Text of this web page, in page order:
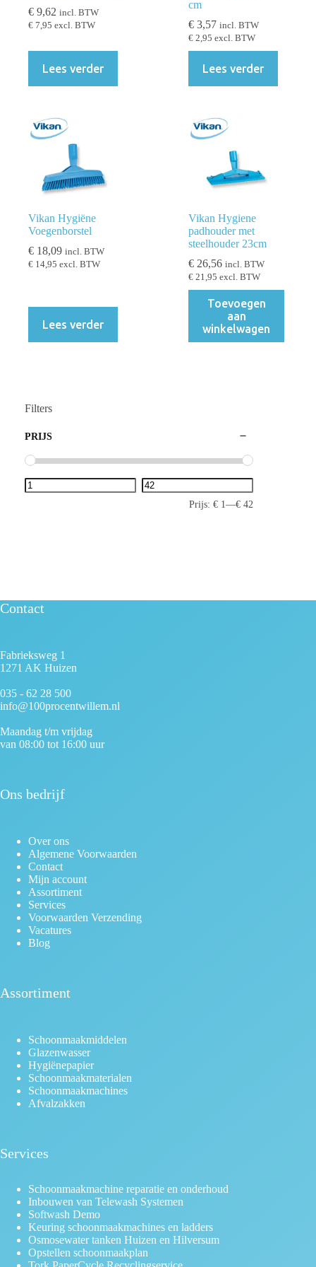
€ 9,62 incl. BTW
€ 7,95 excl. BTW
Lees verder
cm
€ 3,57 incl. BTW
€ 2,95 excl. BTW
Lees verder
Vikan Hygiëne
Voegenborstel
€ 18,09 incl. BTW
€ 14,95 excl. BTW
Lees verder
Vikan Hygiene
padhouder met
steelhouder 23cm
€ 26,56 incl. BTW
€ 21,95 excl. BTW
Toevoegen
aan
winkelwagen
Filters
PRIJS
Prijs: € 1—€ 42
Contact
Fabrieksweg 1
1271 AK Huizen
035 - 62 28 500
info@100procentwillem.nl
Maandag t/m vrijdag
van 08:00 tot 16:00 uur
Ons bedrijf
Over ons
Algemene Voorwaarden
Contact
Mijn account
Assortiment
Services
Voorwaarden Verzending
Vacatures
Blog
Assortiment
Schoonmaakmiddelen
Glazenwasser
Hygiënepapier
Schoonmaakmaterialen
Schoonmaakmachines
Afvalzakken
Services
Schoonmaakmachine reparatie en onderhoud
Inbouwen van Telewash Systemen
Softwash Demo
Keuring schoonmaakmachines en ladders
Osmosewater tanken Huizen en Hilversum
Opstellen schoonmaakplan